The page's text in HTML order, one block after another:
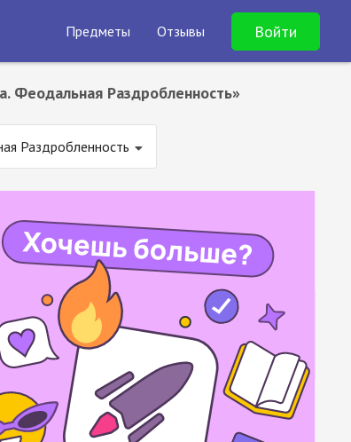
Предметы Отзывы Войти
Феодальная Раздробленность»
Раздробленность